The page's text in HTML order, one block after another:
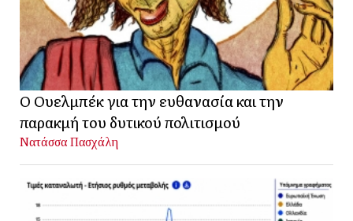
Ο Ουελμπέκ για την ευθανασία και την
παρακμή του δυτικού πολιτισμού
Νατάσσα Πασχάλη